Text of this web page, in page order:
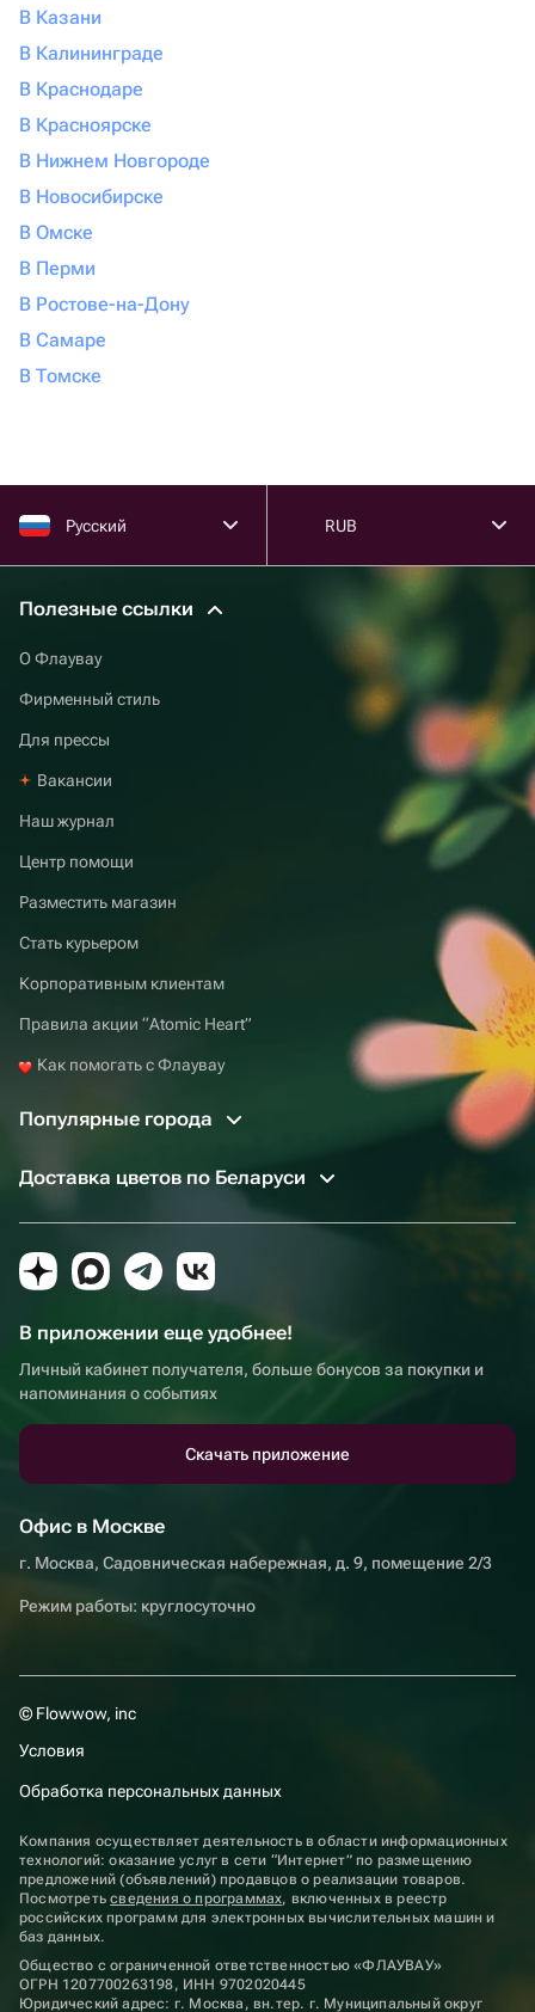
В Казани
В Калининграде
В Краснодаре
В Красноярске
В Нижнем Новгороде
В Новосибирске
В Омске
В Перми
В Ростове-на-Дону
В Самаре
В Томске
Русский RUB
Полезные ссылки
О Флаувау
Фирменный стиль
Для прессы
Вакансии
Наш журнал
Центр помощи
Разместить магазин
Стать курьером
Корпоративным клиентам
Правила акции “Atomic Heart”
Как помогать с Флаувау
Популярные города
Доставка цветов по Беларуси
В приложении еще удобнее!
Личный кабинет получателя, больше бонусов за покупки и
напоминания о событиях
Скачать приложение
Офис в Москве
г. Москва, Садовническая набережная, д. 9, помещение 2/3
Режим работы: круглосуточно
© Flowwow, inc
Условия
Обработка персональных данных
Компания осуществляет деятельность в области информационных
технологий: оказание услуг в сети “Интернет” по размещению
предложений (объявлений) продавцов о реализации товаров.
Посмотретьсведения о программах, включенных в реестр
российских программ для электронных вычислительных машин и
баз данных.
Общество с ограниченной ответственностью «ФЛАУВАУ»
ОГРН 1207700263198, ИНН 9702020445
Юридический адрес: г. Москва, вн.тер. г. Муниципальный округ